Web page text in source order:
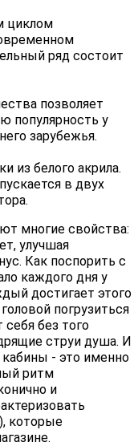
циклом
ряд состоит
позволяет
популярность у
зарубежья.
из белого акрила.
в двух
многие свойства:
улучшая
Как поспорить с
каждого дня у
достигает этого
погрузиться
без того
струи душа. И
- это именно
ритм
и
которые